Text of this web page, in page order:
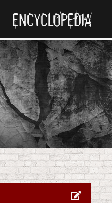
ENCYCLOPEDIA